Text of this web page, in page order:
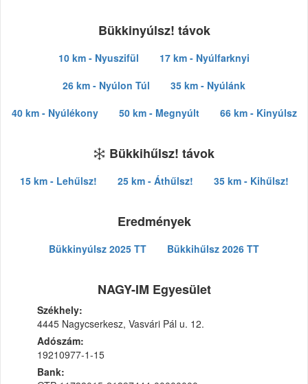
Bükkinyúlsz! távok
10 km - Nyuszifül
17 km - Nyúlfarknyi
26 km - Nyúlon Túl
35 km - Nyúlánk
40 km - Nyúlékony
50 km - Megnyúlt 66 km - Kinyúlsz
Bükkihűlsz! távok
15 km - Lehűlsz! 25 km - Áthűlsz! 35 km - Kihűlsz!
Eredmények
Bükkinyúlsz 2025 TT Bükkihűlsz 2026 TT
NAGY-IM Egyesület
Székhely:
4445 Nagycserkesz, Vasvári Pál u. 12.
Adószám:
19210977-1-15
Bank: